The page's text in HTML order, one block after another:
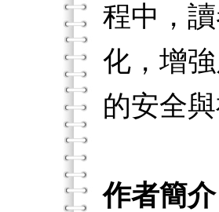
程中，
化，增
的安全
作者簡介